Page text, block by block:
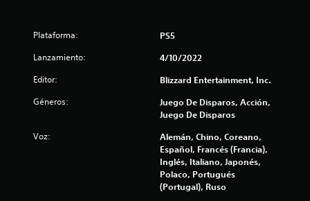
l
s
e
Plataforma: PS5
Lanzamiento: 4/10/2022
Editor: Blizzard Entertainment, Inc.
Géneros:
Juego De Disparos, Acción,
Juego De Disparos
Voz:
Alemán, Chino, Coreano,
Español, Francés (Francia),
Inglés, Italiano, Japonés,
Polaco, Portugués
(Portugal), Ruso